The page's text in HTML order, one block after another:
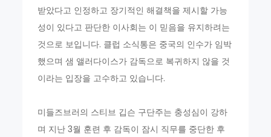
받았다고 인정하고 장기적인 해결책을 제시할 가능
성이 있다고 판단한 이사회는 이 믿음을 유지하려는
것으로 보입니다. 클럽 소식통은 중국의 인수가 임박
했으며 샘 앨러다이스가 감독으로 복귀하지 않을 것
이라는 입장을 고수하고 있습니다.
미들즈브러의 스티브 깁슨 구단주는 충성심이 강하
며 지난 3월 훈련 후 감독이 잠시 직무를 중단한 후